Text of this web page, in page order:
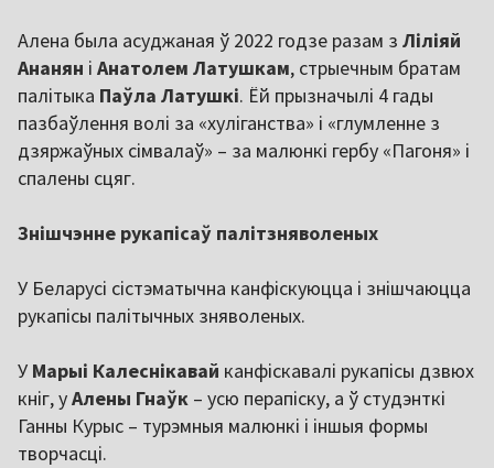
Алена была асуджаная ў 2022 годзе разам з Ліліяй
Ананян і Анатолем Латушкам, стрыечным братам
палітыка Паўла Латушкі. Ёй прызначылі 4 гады
пазбаўлення волі за «хуліганства» і «глумленне з
дзяржаўных сімвалаў» – за малюнкі гербу «Пагоня» і
спалены сцяг.
Знішчэнне рукапісаў палітзняволеных
У Беларусі сістэматычна канфіскуюцца і знішчаюцца
рукапісы палітычных зняволеных.
У Марыі Калеснікавай канфіскавалі рукапісы дзвюх
кніг, уАлены Гнаўк – усю перапіску, а ў студэнткі
Ганны Курыс – турэмныя малюнкі і іншыя формы
творчасці.